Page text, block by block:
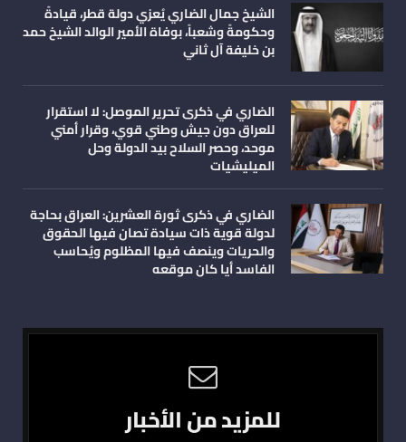
الشيخ جمال الضاري يُعزي دولة قطر، قيادةً
وحكومةً وشعباً، بوفاة الأمير الوالد الشيخ حمد
بن خليفة آل ثاني
الضاري في ذكرى تحرير الموصل: لا استقرار
للعراق دون جيش وطني قوي، وقرار أمني
موحد، وحصر السلاح بيد الدولة وحل
الميليشيات
الضاري في ذكرى ثورة العشرين: العراق بحاجة
لدولة قوية ذات سيادة تصان فيها الحقوق
والحريات وينصف فيها المظلوم ويُحاسب
الفاسد أيا كان موقعه
للمزيد من الأخبار